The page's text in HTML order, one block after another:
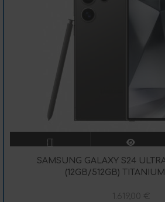
SAMSUNG GALAXY S24
(12GB/512GB)
1.619,00 €